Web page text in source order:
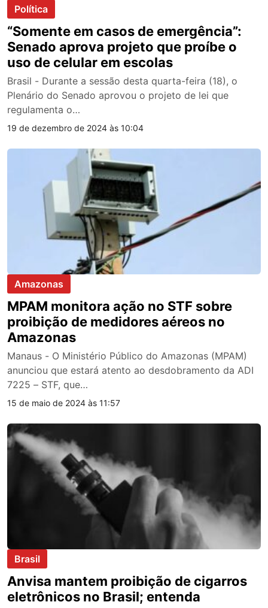
Política
“Somente em casos de emergência”:
Senado aprova projeto que proíbe o
uso de celular em escolas
Brasil - Durante a sessão desta quarta-feira (18), o
Plenário do Senado aprovou o projeto de lei que
regulamenta o…
19 de dezembro de 2024 às 10:04
Amazonas
MPAM monitora ação no STF sobre
proibição de medidores aéreos no
Amazonas
Manaus - O Ministério Público do Amazonas (MPAM)
anunciou que estará atento ao desdobramento da ADI
7225 – STF, que…
15 de maio de 2024 às 11:57
Brasil
Anvisa mantem proibição de cigarros
eletrônicos no Brasil; entenda